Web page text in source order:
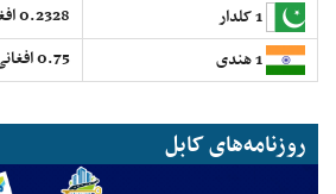
0.2328 افغانی
0.75 افغانی
روزنامه‌های کابل